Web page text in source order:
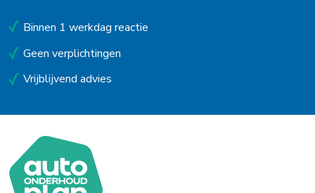
Binnen 1 werkdag reactie
Geen verplichtingen
Vrijblijvend advies